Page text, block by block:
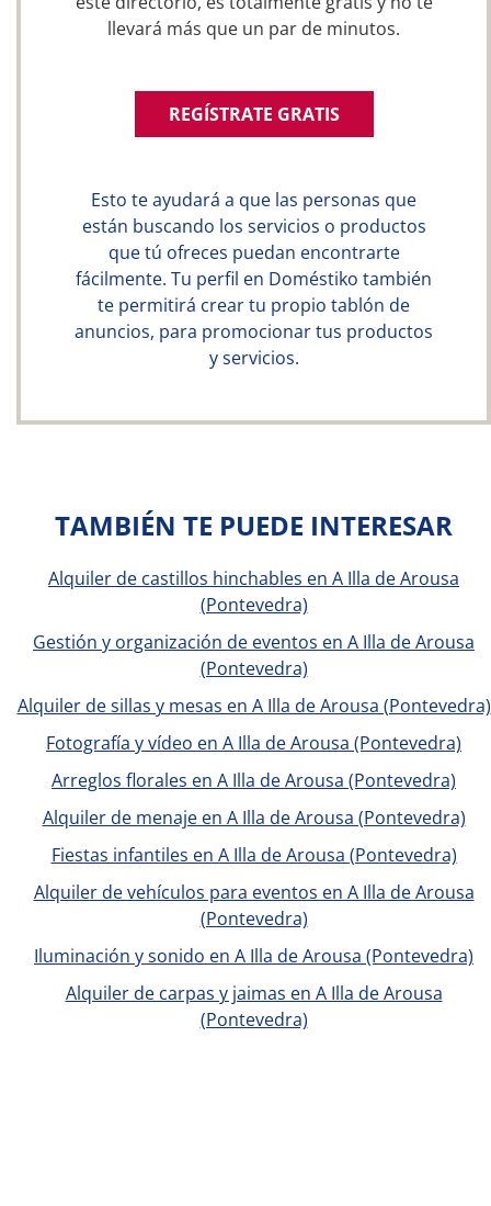
llevará más que un par de minutos.
REGÍSTRATE GRATIS
Esto te ayudará a que las personas que
están buscando los servicios o productos
que tú ofreces puedan encontrarte
fácilmente. Tu perfil en Doméstiko también
te permitirá crear tu propio tablón de
anuncios, para promocionar tus productos
y servicios.
TAMBIÉN TE PUEDE INTERESAR
Alquiler de castillos hinchables en A Illa de Arousa
(Pontevedra)
Gestión y organización de eventos en A Illa de Arousa
(Pontevedra)
Alquiler de sillas y mesas en A Illa de Arousa (Pontevedra)
Fotografía y vídeo en A Illa de Arousa (Pontevedra)
Arreglos florales en A Illa de Arousa (Pontevedra)
Alquiler de menaje en A Illa de Arousa (Pontevedra)
Fiestas infantiles en A Illa de Arousa (Pontevedra)
Alquiler de vehículos para eventos en A Illa de Arousa
(Pontevedra)
Iluminación y sonido en A Illa de Arousa (Pontevedra)
Alquiler de carpas y jaimas en A Illa de Arousa
(Pontevedra)